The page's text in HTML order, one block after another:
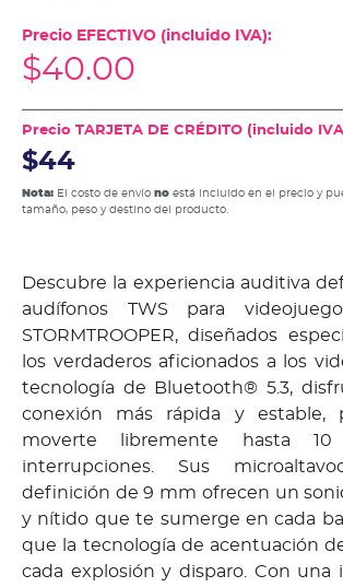
Precio EFECTIVO (incluido IVA):
$40.00
Precio TARJETA DE CRÉDITO (incluido
$44
Nota: El costo de envío no está incluido en el precio y
tamaño, peso y destino del producto.
Descubre la experiencia auditiva
audífonos TWS para
STORMTROOPER, diseñados
los verdaderos aficionados a los
tecnología de Bluetooth® 5.3,
conexión más rápida y estable,
moverte libremente hasta
interrupciones. Sus
definición de 9 mm ofrecen un
y nítido que te sumerge en cada
que la tecnología de acentuación
cada explosión y disparo. Con una